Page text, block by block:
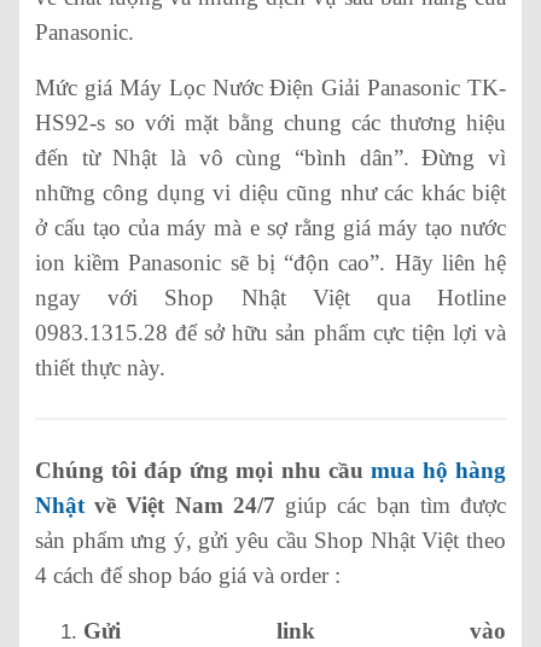
Panasonic.
Mức giá Máy Lọc Nước Điện Giải Panasonic TK-
HS92-s so với mặt bằng chung các thương hiệu
đến từ Nhật là vô cùng “bình dân”. Đừng vì
những công dụng vi diệu cũng như các khác biệt
ở cấu tạo của máy mà e sợ rằng giá máy tạo nước
ion kiềm Panasonic sẽ bị “độn cao”. Hãy liên hệ
ngay với Shop Nhật Việt qua Hotline
0983.1315.28 để sở hữu sản phẩm cực tiện lợi và
thiết thực này.
Chúng tôi đáp ứng mọi nhu cầu mua hộ hàng
Nhật về Việt Nam 24/7 giúp các bạn tìm được
sản phẩm ưng ý, gửi yêu cầu Shop Nhật Việt theo
4 cách để shop báo giá và order :
Gửi link vào